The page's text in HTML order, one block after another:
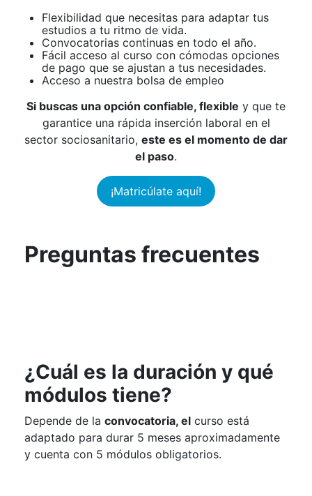
Flexibilidad que necesitas para adaptar tus
estudios a tu ritmo de vida.
Convocatorias continuas en todo el año.
Fácil acceso al curso con cómodas opciones
de pago que se ajustan a tus necesidades.
Acceso a nuestra bolsa de empleo
Si buscas una opción confiable, flexible y que te
garantice una rápida inserción laboral en el
sector sociosanitario, este es el momento de dar
el paso.
¡Matricúlate aquí!
Preguntas frecuentes
¿Cuál es la duración y qué
módulos tiene?
Depende de la convocatoria, el curso está
adaptado para durar 5 meses aproximadamente
y cuenta con 5 módulos obligatorios.